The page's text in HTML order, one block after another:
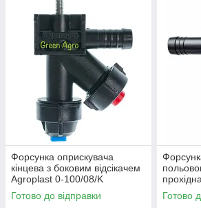
Форсунка оприскувача
кінцева з боковим відсікачем
Agroplast 0-100/08/K
Готово до відправки
100/08/P
ARAG
Готово